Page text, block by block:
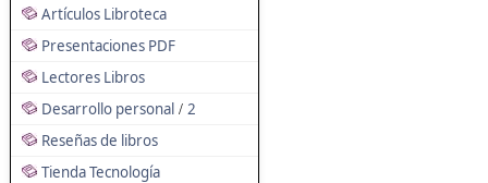
Artículos Libroteca
Presentaciones PDF
Lectores Libros
Desarrollo personal / 2
Reseñas de libros
Tienda Tecnología